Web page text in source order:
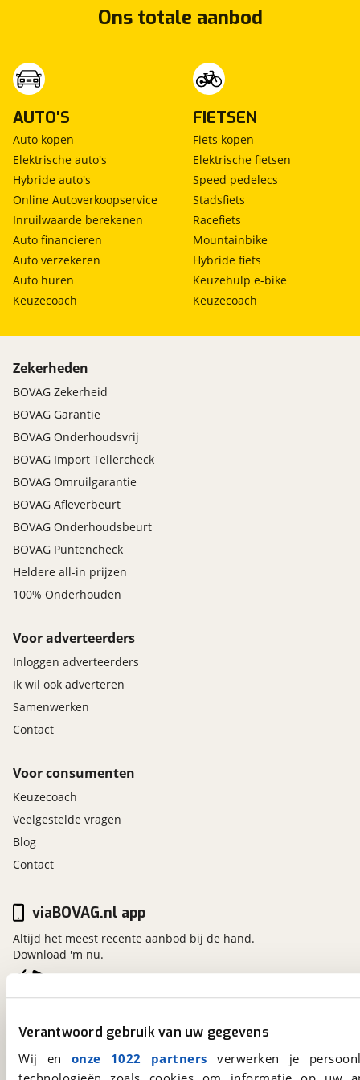
Verantwoord gebruik van uw gegevens
Wij en onze 1022 partners verwerken je
Ons totale aanbod
AUTO'S
Auto kopen
Elektrische auto's
Hybride auto's
Online Autoverkoopservice
Inruilwaarde berekenen
Auto financieren
Auto verzekeren
Auto huren
Keuzecoach
FIETSEN
Fiets kopen
Elektrische fietsen
Speed pedelecs
Stadsfiets
Racefiets
Mountainbike
Hybride fiets
Keuzehulp e-bike
Keuzecoach
Zekerheden
BOVAG Zekerheid
BOVAG Garantie
BOVAG Onderhoudsvrij
BOVAG Import Tellercheck
BOVAG Omruilgarantie
BOVAG Afleverbeurt
BOVAG Onderhoudsbeurt
BOVAG Puntencheck
Heldere all-in prijzen
100% Onderhouden
Voor adverteerders
Inloggen adverteerders
Ik wil ook adverteren
Samenwerken
Contact
Voor consumenten
Keuzecoach
Veelgestelde vragen
Blog
Contact
Kosterijland15
Bunnik
Een initiatief van
viaBOVAG.nl app
Altijd het meest recente aanbod bij de hand.
Download 'm nu.